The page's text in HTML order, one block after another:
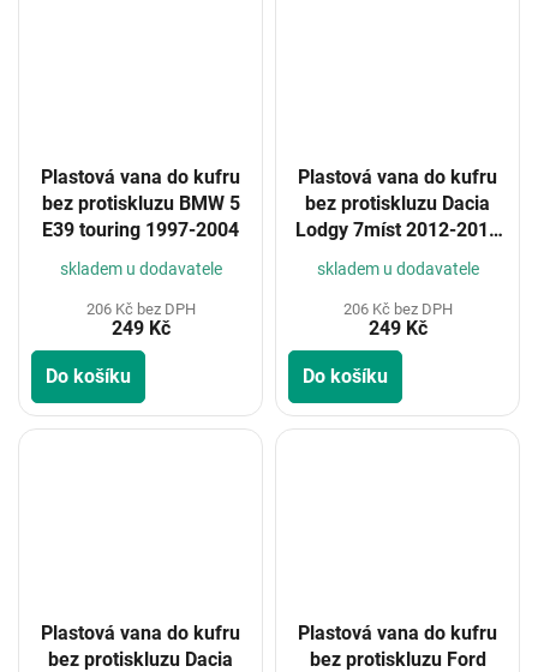
Plastová vana do kufru
bez protiskluzu BMW 5
E39 touring 1997-2004
skladem u dodavatele
206 Kč bez DPH
249 Kč
Do košíku
Plastová vana do kufru
bez protiskluzu Dacia
Lodgy 7míst 2012-2017
(poslední výprodejový
kus)
skladem u dodavatele
206 Kč bez DPH
249 Kč
Do košíku
Plastová vana do kufru
bez protiskluzu Dacia
Plastová vana do kufru
bez protiskluzu Ford